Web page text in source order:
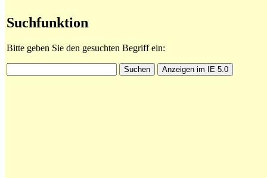
Suchfunktion
Bitte geben Sie den gesuchten Begriff ein: